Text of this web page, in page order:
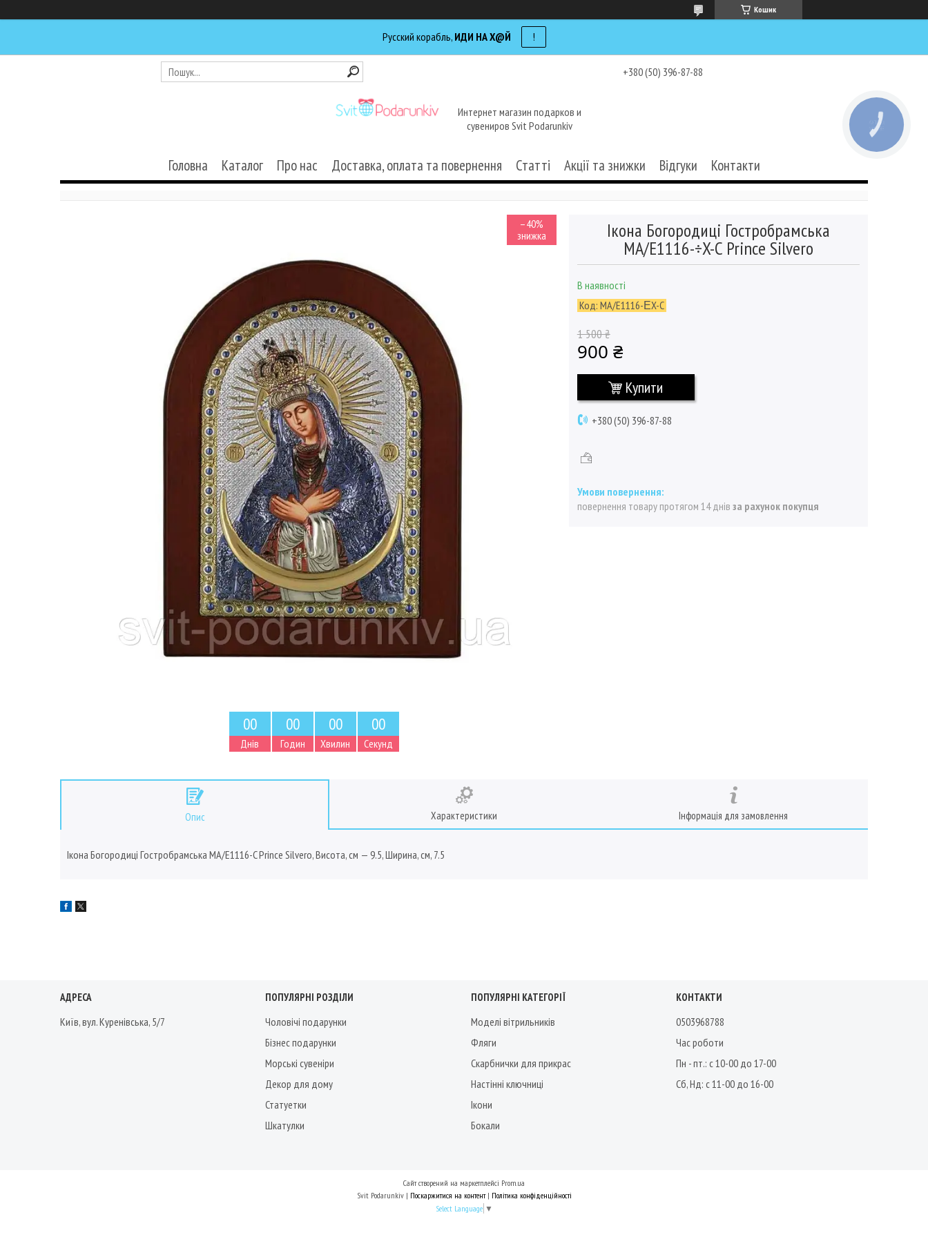
Кошик
Русский корабль, ИДИ НА Х@Й !
+380 (50) 396-87-88
Интернет магазин подарков и
сувениров Svit Podarunkiv
Головна Каталог Про нас Доставка, оплата та повернення Статті Акції та знижки Відгуки Контакти
–40%
00
Днів
00
Годин
00
Хвилин
00
Секунд
Ікона Богородиці Гостробрамська
MA/E1116-÷X-C Prince Silvero
В наявності
Код: MA/E1116-ΕX-C
1 500 ₴
900 ₴
Купити
+380 (50) 396-87-88
повернення товару протягом 14 днів за рахунок покупця
Опис Характеристики Інформація для замовлення
Ікона Богородиці Гостробрамська MA/E1116-C Prince Silvero, Висота, см — 9.5, Ширина, см, 7.5
АДРЕСА
Київ, вул. Куренівська, 5/7
ПОПУЛЯРНІ РОЗДІЛИ
Чоловічі подарунки
Бізнес подарунки
Морські сувеніри
Декор для дому
Статуетки
Шкатулки
ПОПУЛЯРНІ КАТЕГОРІЇ
Моделі вітрильників
Фляги
Скарбнички для прикрас
Настінні ключниці
Ікони
Бокали
КОНТАКТИ
0503968788
Час роботи
Пн - пт.: с 10-00 до 17-00
Сб, Нд: с 11-00 до 16-00
Сайт створений на маркетплейсі Prom.ua
Svit Podarunkiv | Поскаржитися на контент | Політика конфіденційності
Select Language ▼
КНОПКА
ЗВ'ЯЗКУ